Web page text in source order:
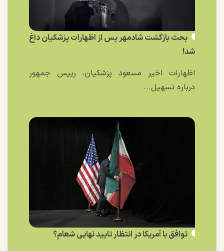
بحث بازگشت شادمهر پس از اظهارات پزشکیان داغ
شد!
اظهارات اخیر مسعود پزشکیان، رییس جمهور
درباره تسهیل...
توافق با آمریکا در انتظار تایید نهایی شعام؟